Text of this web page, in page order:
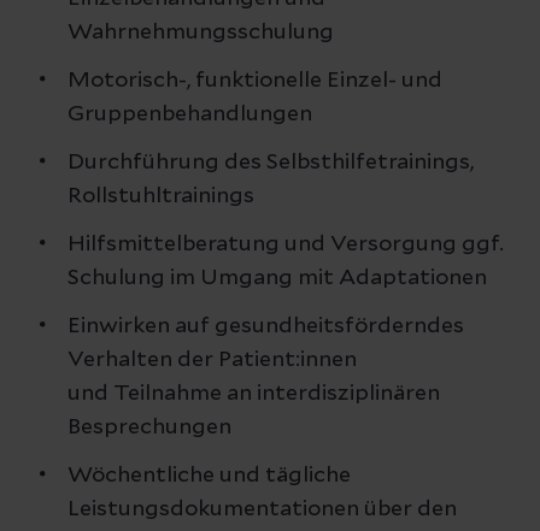
Wahrnehmungsschulung
Motorisch-, funktionelle Einzel- und
Gruppenbehandlungen
Durchführung des Selbsthilfetrainings,
Rollstuhltrainings
Hilfsmittelberatung und Versorgung ggf.
Schulung im Umgang mit Adaptationen
Einwirken auf gesundheitsförderndes
Verhalten der Patient:innen
und Teilnahme an interdisziplinären
Besprechungen
Wöchentliche und tägliche
Leistungsdokumentationen über den